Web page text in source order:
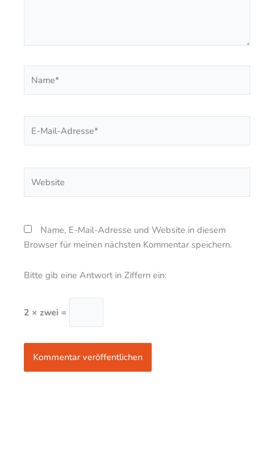
Mail-
Name, E-Mail-Adresse und Website in diesem
Browser für meinen nächsten Kommentar speichern.
Bitte gib eine Antwort in Ziffern ein:
2 × zwei =